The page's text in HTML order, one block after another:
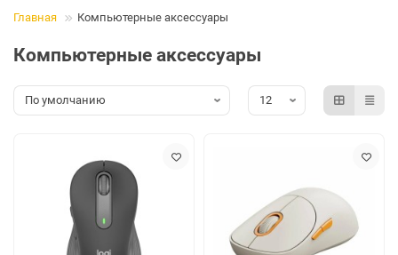
Главная Компьютерные аксессуары
Компьютерные аксессуары